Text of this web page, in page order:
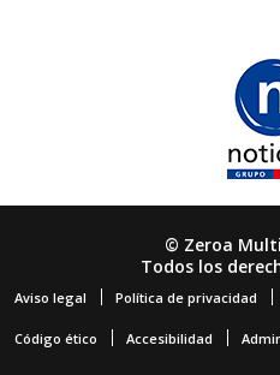
© Zeroa
Todos los
Aviso legal Política de privacidad
Código ético Accesibilidad